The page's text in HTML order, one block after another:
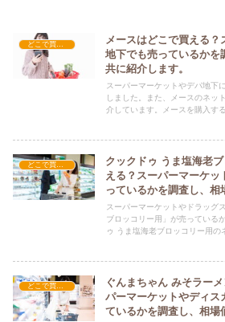
メースはどこで買える
地下でも売っているかを
共に紹介します。
スーパーマーケットやデパ地下
しました。また、メースのネッ
介しています。メースを購入す
どこで買える？-食品・食材
クックドゥ うま塩海老
える？スーパーマーケ
っているかを調査し、相
スーパーマーケットやドラッグ
ブロッコリー用」が売っている
ゥ うま塩海老ブロッコリー用
どこで買える？-食品・食材
ぐんまちゃん みそラー
パーマーケットやディス
ているかを調査し、相場